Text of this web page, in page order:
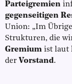
Parteigremien
gegenseitigen
Union: „Im
Strukturen, die
Gremium ist laut
der Vorstand.